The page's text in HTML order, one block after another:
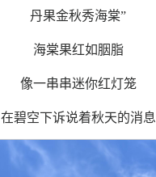
丹果金秋秀海棠”
海棠果红如胭脂
像一串串迷你红灯笼
在碧空下诉说着秋天的消息